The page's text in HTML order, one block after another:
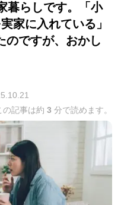
暮らしです。「小
家に入れている」
のですが、おかし
の記事は約 3 分で読めます。